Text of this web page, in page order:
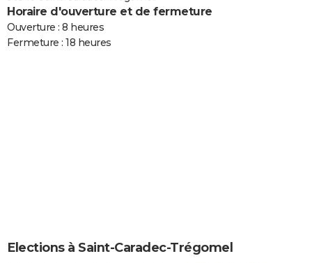
Horaire d'ouverture et de fermeture
Ouverture : 8 heures
Fermeture : 18 heures
Elections à Saint-Caradec-Trégomel